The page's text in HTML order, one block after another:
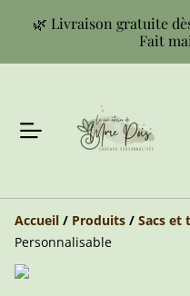
🌿 Livraison gratuite
Fait
Accueil / Produits / Sacs et
Personnalisable